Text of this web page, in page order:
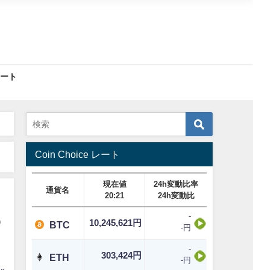
ト
Coin Choice レート
通貨名
現在値
20:21
24h変動比率
24h変動比
BTC 10,245,621円
-
-円
ETH 303,424円
-
-円